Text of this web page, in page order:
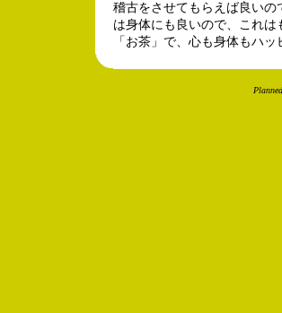
稽古をさせてもらえば良い
は身体にも良いので、これは
「お茶」で、心も身体もハ